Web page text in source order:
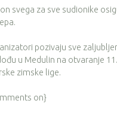
svega za sve sudionike
pozivaju sve
u Medulin na otvaranje
zimske lige.
on}